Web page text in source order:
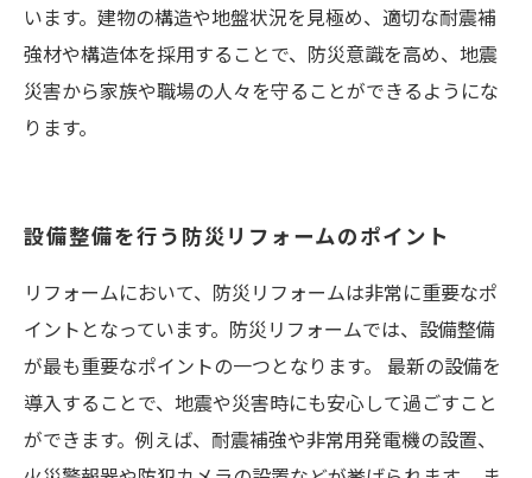
います。建物の構造や地盤状況を見極め、適切な耐震補
強材や構造体を採用することで、防災意識を高め、地震
災害から家族や職場の人々を守ることができるようにな
ります。
設備整備を行う防災リフォームのポイント
リフォームにおいて、防災リフォームは非常に重要なポ
イントとなっています。防災リフォームでは、設備整備
が最も重要なポイントの一つとなります。 最新の設備を
導入することで、地震や災害時にも安心して過ごすこと
ができます。例えば、耐震補強や非常用発電機の設置、